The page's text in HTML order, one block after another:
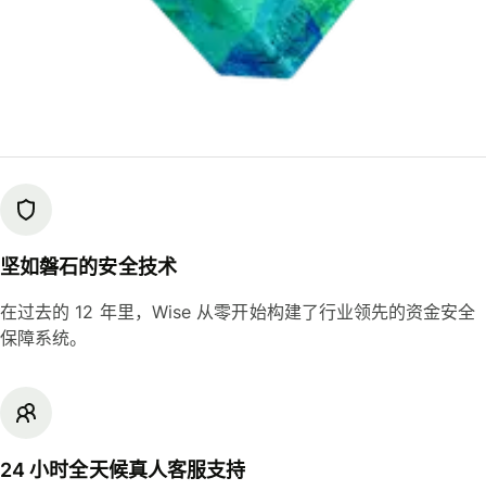
坚如磐石的安全技术
在过去的 12 年里，Wise 从零开始构建了行业领先的资金安全
保障系统。
24 小时全天候真人客服支持